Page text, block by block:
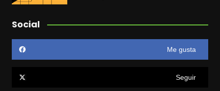
Social
Me gusta
Seguir